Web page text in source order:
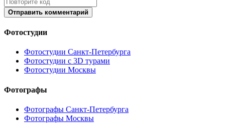
Отправить комментарий
Фотостудии
Фотостудии Санкт-Петербурга
Фотостудии с 3D турами
Фотостудии Москвы
Фотографы
Фотографы Санкт-Петербурга
Фотографы Москвы